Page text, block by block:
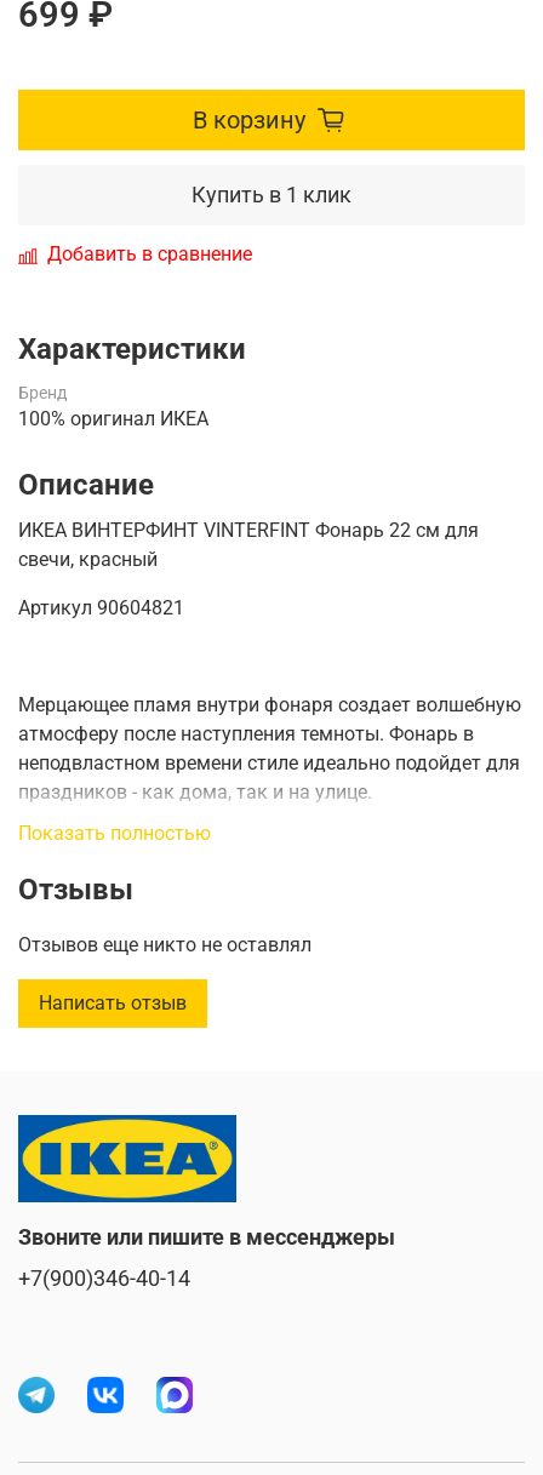
699 ₽
В корзину
Купить в 1 клик
Добавить в сравнение
Характеристики
Бренд
100% оригинал ИКЕА
Описание
ИКЕА ВИНТЕРФИНТ VINTERFINT Фонарь 22 см для
свечи, красный
Артикул 90604821
Мерцающее пламя внутри фонаря создает волшебную
атмосферу после наступления темноты. Фонарь в
неподвластном времени стиле идеально подойдет для
праздников - как дома, так и на улице.
Высота:22 см
Длина:10 см
Ширина:10 см
Показать полностью
Отзывы
Отзывов еще никто не оставлял
Написать отзыв
Звоните или пишите в мессенджеры
+7(900)346-40-14